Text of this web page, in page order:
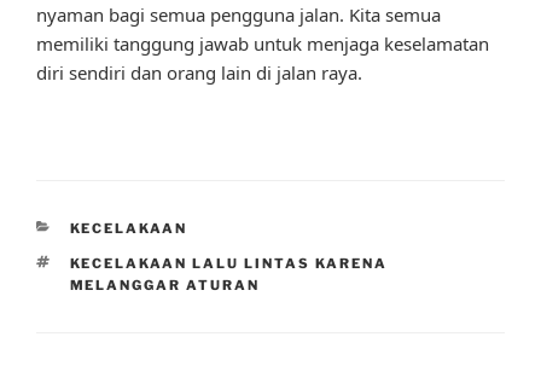
nyaman bagi semua pengguna jalan. Kita semua
memiliki tanggung jawab untuk menjaga keselamatan
diri sendiri dan orang lain di jalan raya.
CATEGORIES
KECELAKAAN
TAGS
KECELAKAAN LALU LINTAS KARENA
MELANGGAR ATURAN